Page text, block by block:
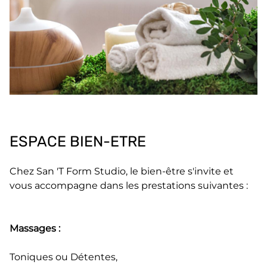
ESPACE BIEN-ETRE
Chez San 'T Form Studio, le bien-être s'invite et
vous accompagne dans les prestations suivantes :
Massages :
Toniques ou Détentes,